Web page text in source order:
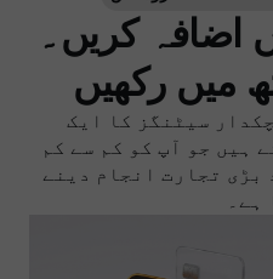
اضافہ کریں۔
میں رکھیں
سیٹنگز کا ایک
ہیں جو آپ کو کم سے کم
بڑی تجارت انجام دینے
ہے۔